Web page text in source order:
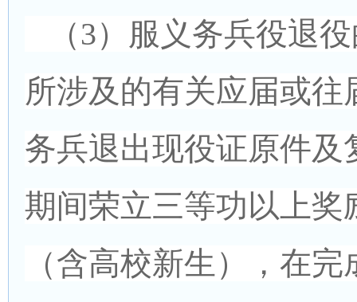
（3）服义务兵役退
所涉及的有关应届或
务兵退出现役证原件
期间荣立三等功以上
（含高校新生），在